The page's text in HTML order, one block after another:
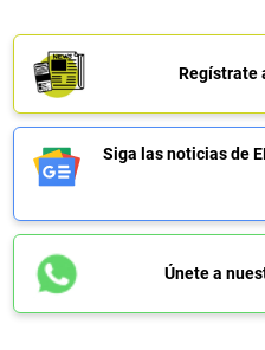
Regístrate
Siga las noticias de
Únete a